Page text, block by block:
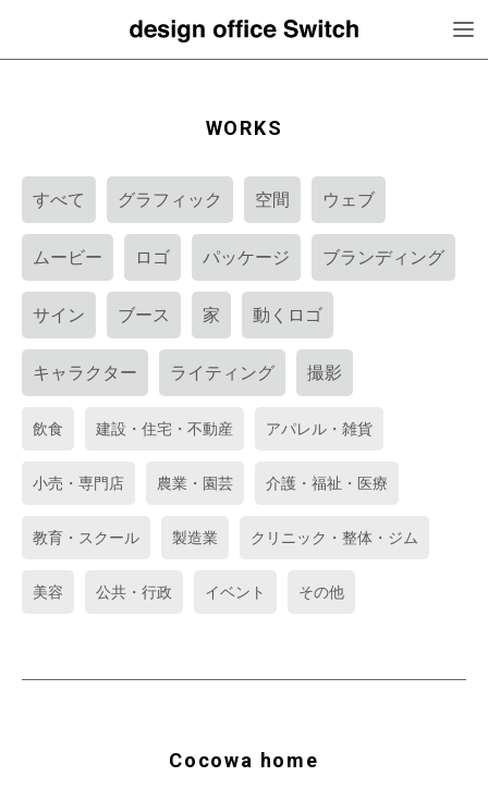
WORKS
すべて グラフィック 空間 ウェブ
ムービー ロゴ パッケージ ブランディング
サイン ブース 家 動くロゴ
キャラクター ライティング 撮影
飲食 建設・住宅・不動産 アパレル・雑貨
小売・専門店 農業・園芸 介護・福祉・医療
教育・スクール 製造業 クリニック・整体・ジム
美容 公共・行政 イベント その他
Cocowa home